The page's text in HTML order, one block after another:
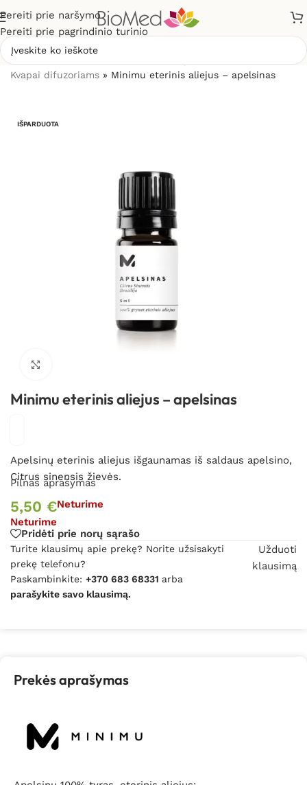
Pereiti prie naršymo
Pereiti prie pagrindinio turinio
Kvapai difuzoriams » Minimu eterinis aliejus – apelsinas
IŠPARDUOTA
Minimu eterinis aliejus – apelsinas
Apelsinų eterinis aliejus išgaunamas iš saldaus apelsino,
Citrus sinensis žievės.
Pilnas aprašymas
5,50 €Neturime
Neturime
Pridėti prie norų sąrašo
Turite klausimų apie prekę? Norite užsisakyti
prekę telefonu?
Paskambinkite: +370 683 68331 arba
parašykite savo klausimą.
Užduoti
klausimą
Prekės aprašymas